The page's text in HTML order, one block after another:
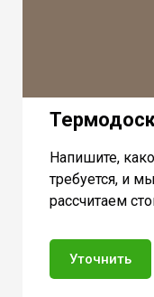
Напишите,
требуется, и мы
рассчитаем
Уточнить